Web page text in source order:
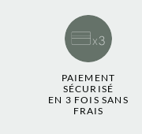
PAIEMENT
SÉCURISÉ
EN 3 FOIS SANS
FRAIS